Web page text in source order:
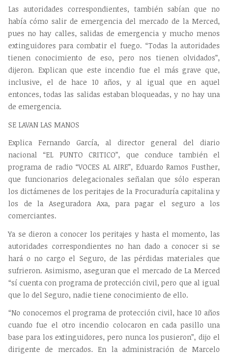
Las autoridades correspondientes, también sabían que no
había cómo salir de emergencia del mercado de la Merced,
pues no hay calles, salidas de emergencia y mucho menos
extinguidores para combatir el fuego. “Todas la autoridades
tienen conocimiento de eso, pero nos tienen olvidados”,
dijeron. Explican que este incendio fue el más grave que,
inclusive, el de hace 10 años, y al igual que en aquel
entonces, todas las salidas estaban bloqueadas, y no hay una
de emergencia.
SE LAVAN LAS MANOS
Explica Fernando García, al director general del diario
nacional “EL PUNTO CRITICO”, que conduce también el
programa de radio “VOCES AL AIRE”, Eduardo Ramos Fusther,
que funcionarios delegacionales señalan que sólo esperan
los dictámenes de los peritajes de la Procuraduría capitalina y
los de la Aseguradora Axa, para pagar el seguro a los
comerciantes.
Ya se dieron a conocer los peritajes y hasta el momento, las
autoridades correspondientes no han dado a conocer si se
hará o no cargo el Seguro, de las pérdidas materiales que
sufrieron. Asimismo, aseguran que el mercado de La Merced
“sí cuenta con programa de protección civil, pero que al igual
que lo del Seguro, nadie tiene conocimiento de ello.
“No conocemos el programa de protección civil, hace 10 años
cuando fue el otro incendio colocaron en cada pasillo una
base para los extinguidores, pero nunca los pusieron”, dijo el
dirigente de mercados. En la administración de Marcelo